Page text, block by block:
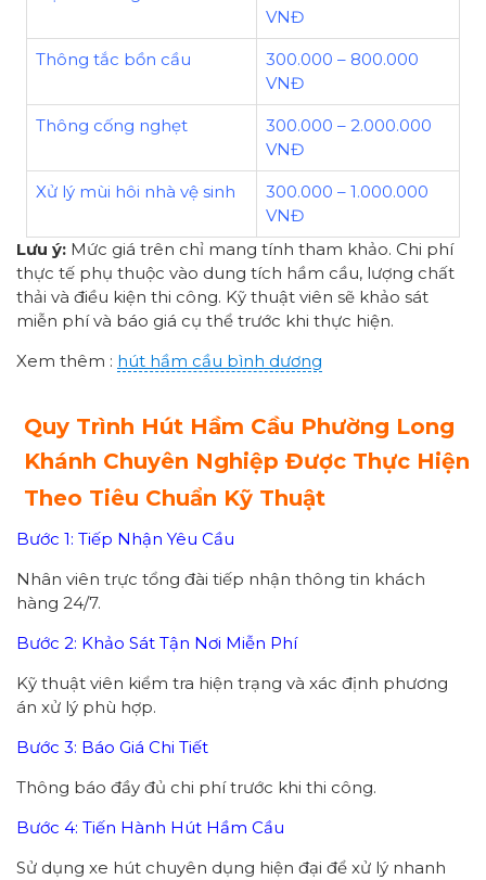
VNĐ
Thông tắc bồn cầu
300.000 – 800.000
VNĐ
Thông cống nghẹt
300.000 – 2.000.000
VNĐ
Xử lý mùi hôi nhà vệ sinh
300.000 – 1.000.000
VNĐ
Lưu ý: Mức giá trên chỉ mang tính tham khảo. Chi phí
thực tế phụ thuộc vào dung tích hầm cầu, lượng chất
thải và điều kiện thi công. Kỹ thuật viên sẽ khảo sát
miễn phí và báo giá cụ thể trước khi thực hiện.
Xem thêm : hút hầm cầu bình dương
Quy Trình Hút Hầm Cầu Phường Long
Khánh Chuyên Nghiệp Được Thực Hiện
Theo Tiêu Chuẩn Kỹ Thuật
Bước 1: Tiếp Nhận Yêu Cầu
Nhân viên trực tổng đài tiếp nhận thông tin khách
hàng 24/7.
Bước 2: Khảo Sát Tận Nơi Miễn Phí
Kỹ thuật viên kiểm tra hiện trạng và xác định phương
án xử lý phù hợp.
Bước 3: Báo Giá Chi Tiết
Thông báo đầy đủ chi phí trước khi thi công.
Bước 4: Tiến Hành Hút Hầm Cầu
Sử dụng xe hút chuyên dụng hiện đại để xử lý nhanh